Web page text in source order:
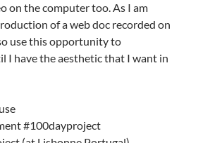
on the computer too. As I am
of a web doc recorded on
use this opportunity to
I have the aesthetic that I want in
#100dayproject